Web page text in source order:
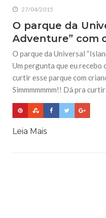
27/04/2015
O parque da
Adventure” com
O parque da Universal
Um pergunta que eu recebo
curtir esse parque com
Simmmmmmm!! Dá pra
Leia Mais